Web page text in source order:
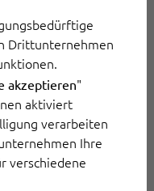
Drittunternehmen
akzeptieren"
aktiviert
verarbeiten
Ihre
verschiedene
auf starken
Seiten.
sich für die
zu ihrer